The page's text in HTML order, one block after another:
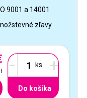
9001 a 14001
zľavy
- +
Do košíka